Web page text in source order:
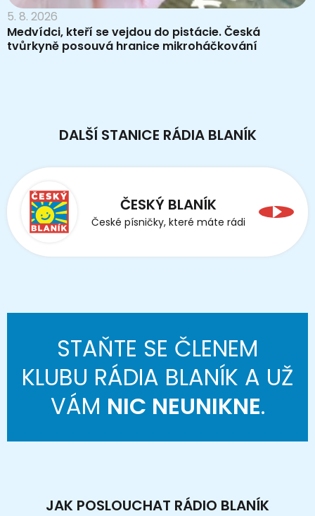
5. 8. 2026
Medvídci, kteří se vejdou do pistácie. Česká
tvůrkyně posouvá hranice mikroháčkování
DALŠÍ STANICE RÁDIA BLANÍK
ČESKÝ BLANÍK
České písničky, které máte rádi
STAŇTE SE ČLENEM
KLUBU RÁDIA BLANÍK A UŽ
VÁM NIC NEUNIKNE.
JAK POSLOUCHAT RÁDIO BLANÍK